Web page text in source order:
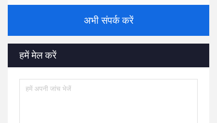
अभी संपर्क करें
हमें मेल करें